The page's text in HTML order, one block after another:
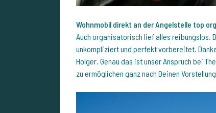
Wohnmobil direkt an der Angelstelle top
Auch organisatorisch lief alles reibungslos.
unkompliziert und perfekt vorbereitet.
Holger. Genau das ist unser Anspruch bei
zu ermöglichen ganz nach Deinen